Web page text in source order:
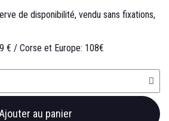
de disponibilité, vendu sans fixations,
€ / Corse et Europe: 108€
au panier